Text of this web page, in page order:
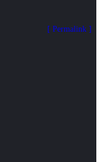
Permalink